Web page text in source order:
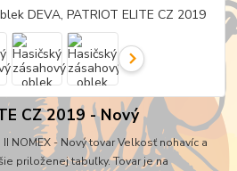
CZ 2019 - Nový
NOMEX - Nový tovar Velkosť nohavíc a
priloženej tabuľky. Tovar je na